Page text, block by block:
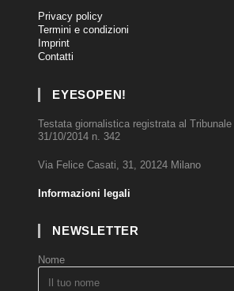
Privacy policy
Termini e condizioni
Imprint
Contatti
EYESOPEN!
Testata giornalistica registrata al Tribunale
31/10/2014 n. 342
Via Felice Casati, 31, 20124 Milano
Informazioni legali
NEWSLETTER
Nome